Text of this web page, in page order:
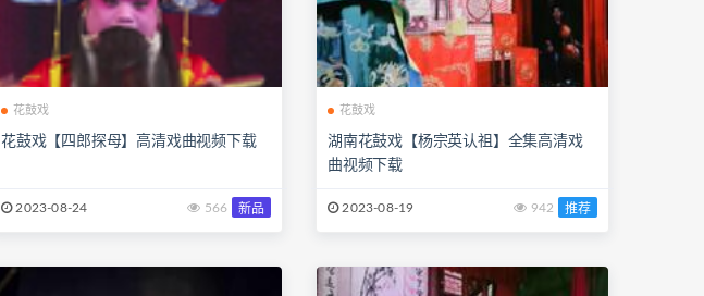
花鼓戏
花鼓戏【四郎探母】高清戏曲视频下载
2023-08-24 566 新品
花鼓戏
湖南花鼓戏【杨宗英认祖】全集高清戏
曲视频下载
2023-08-19 942 推荐